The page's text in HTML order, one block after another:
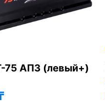
75 АПЗ (левый+)